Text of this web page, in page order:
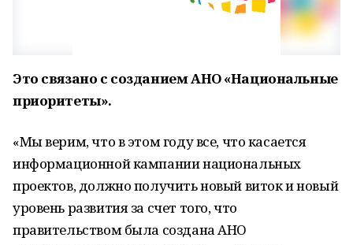
Это связано с созданием АНО «Национальные
приоритеты».
«Мы верим, что в этом году все, что касается
информационной кампании национальных
проектов, должно получить новый виток и новый
уровень развития за счет того, что
правительством была создана АНО